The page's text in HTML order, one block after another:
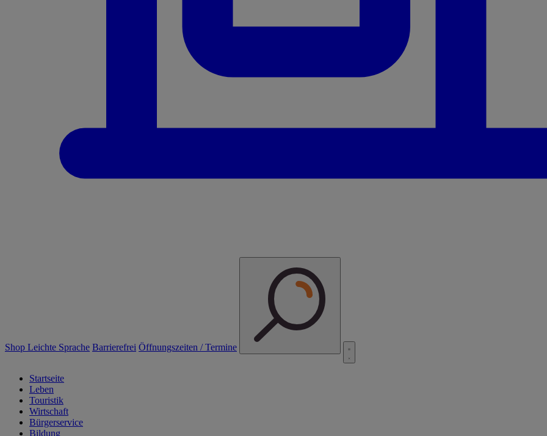
Shop Leichte Sprache Barrierefrei Öffnungszeiten / Termine
Startseite
Leben
Touristik
Wirtschaft
Bürgerservice
Bildung